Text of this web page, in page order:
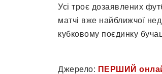
Усі троє дозаявлених
матчі вже найближчої
кубковому поєдинку
Джерело: ПЕРШИЙ